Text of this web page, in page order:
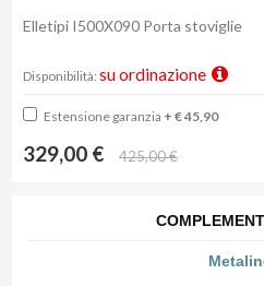
Elletipi I500X090 Porta stoviglie
Disponibilità: su ordinazione
Estensione garanzia + € 45,90
329,00 € 425,00 €